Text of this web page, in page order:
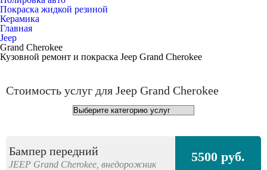
Покраска жидкой резиной
Керамика
Главная
Jeep
Grand Cherokee
Кузовной ремонт и покраска Jeep Grand Cherokee
Стоимость услуг для Jeep Grand Cherokee
Бампер передний
JEEP Grand Cherokee, внедорожник 5500 руб.